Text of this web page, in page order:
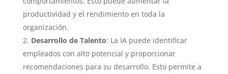
productividad y el rendimiento en toda la
organización.
Desarrollo de Talento: La IA puede identificar
empleados con alto potencial y proporcionar
recomendaciones para su desarrollo. Esto permite a